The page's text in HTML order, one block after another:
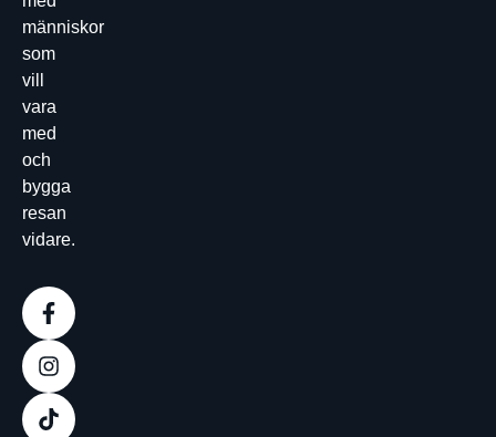
människor
som
vill
vara
med
och
bygga
resan
vidare.